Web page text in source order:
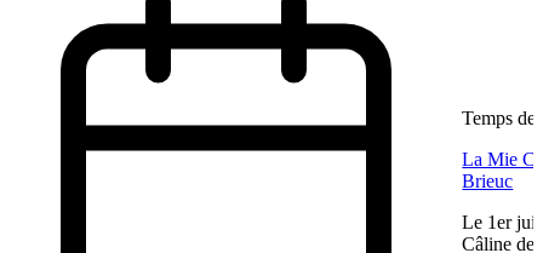
Temps de
La Mie
Brieuc
Le 1er
Câline de